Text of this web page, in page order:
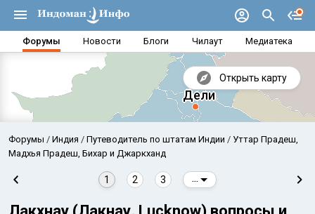
Форумы Новости Блоги Чилаут Медиатека
Открыть карту
Форумы Индия Путеводитель по штатам Индии
Уттар Прадеш,
Мадхья Прадеш, Бихар и Джаркханд
1 2 3